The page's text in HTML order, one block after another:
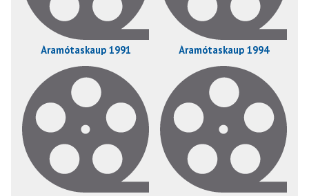
Áramótaskaup 1991 Áramótaskaup 1994